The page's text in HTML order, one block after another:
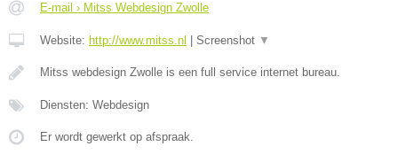
E-mail › Mitss Webdesign Zwolle
Website: http://www.mitss.nl Screenshot ▼
Mitss webdesign Zwolle is een full service internet bureau.
Diensten: Webdesign
Er wordt gewerkt op afspraak.